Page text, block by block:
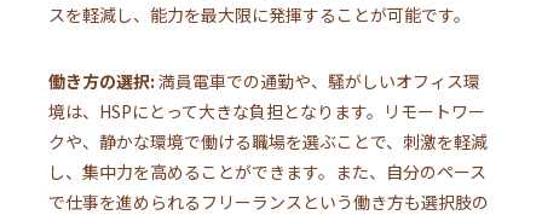
スを軽減し、能力を最大限に発揮することが可能です。
働き方の選択: 満員電車での通勤や、騒がしいオフィス環
境は、HSPにとって大きな負担となります。リモートワー
クや、静かな環境で働ける職場を選ぶことで、刺激を軽減
し、集中力を高めることができます。また、自分のペース
で仕事を進められるフリーランスという働き方も選択肢の